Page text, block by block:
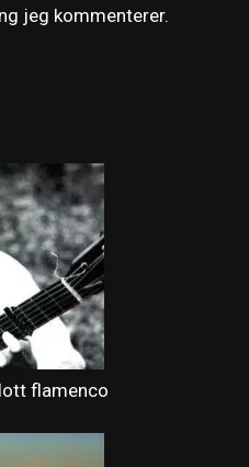
jeg kommenterer.
flamenco